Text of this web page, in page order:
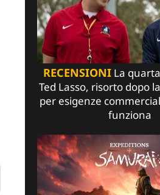
RECENSIONI La
Ted Lasso, risorto dopo
per esigenze
funziona